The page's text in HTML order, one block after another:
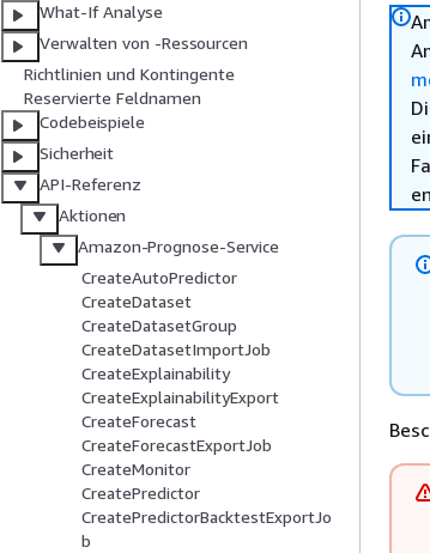
What-If Analyse
Verwalten von -Ressourcen
Richtlinien und Kontingente
Reservierte Feldnamen
Codebeispiele
Sicherheit
API-Referenz
Aktionen
Amazon-Prognose-Service
CreateAutoPredictor
CreateDataset
CreateDatasetGroup
CreateDatasetImportJob
CreateExplainability
CreateExplainabilityExport
CreateForecast
CreateForecastExportJob
CreateMonitor
CreatePredictor
CreatePredictorBacktestExportJo
b